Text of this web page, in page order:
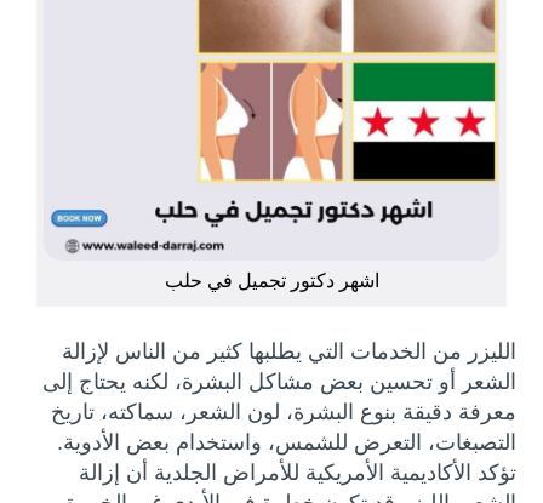
اشهر دكتور تجميل في حلب
الليزر من الخدمات التي يطلبها كثير من الناس لإزالة
الشعر أو تحسين بعض مشاكل البشرة، لكنه يحتاج إلى
معرفة دقيقة بنوع البشرة، لون الشعر، سماكته، تاريخ
التصبغات، التعرض للشمس، واستخدام بعض الأدوية.
تؤكد الأكاديمية الأمريكية للأمراض الجلدية أن إزالة